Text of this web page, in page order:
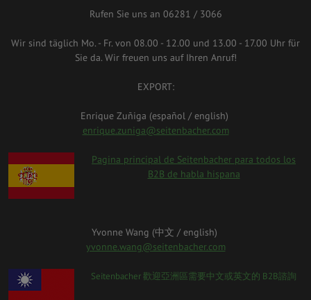
Rufen Sie uns an 06281 / 3066
Wir sind täglich Mo. - Fr. von 08.00 - 12.00 und 13.00 - 17.00 Uhr für
Sie da. Wir freuen uns auf Ihren Anruf!
EXPORT:
Enrique Zuñiga (español / english)
enrique.zuniga@seitenbacher.com
spanien.png
Pagina principal de Seitenbacher para todos los
B2B de habla hispana
Yvonne Wang (中⽂ / english)
yvonne.wang@seitenbacher.com
taiwan_0.pngSeitenbacher 歡迎亞洲區需要中⽂或英⽂的 B2B諮詢